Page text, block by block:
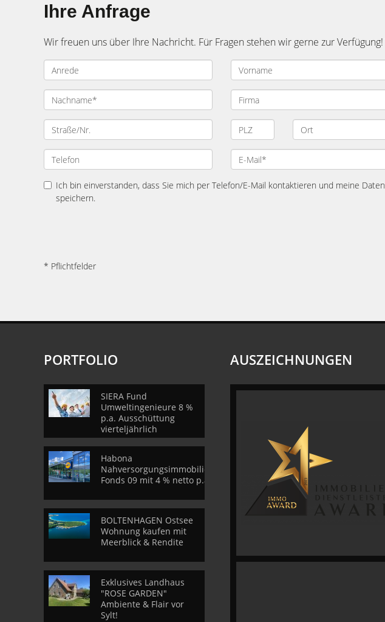
Ihre Anfrage
Wir freuen uns über Ihre Nachricht. Für Fragen stehen wir gerne zur Verfügung!
Ich bin einverstanden, dass Sie mich per Telefon/E-Mail kontaktieren und meine Daten
speichern.
* Pflichtfelder
PORTFOLIO
SIERA Fund
Umweltingenieure 8 %
p.a. Ausschüttung
vierteljährlich
Habona
Nahversorgungsimmobilien
Fonds 09 mit 4 % netto p.a.
BOLTENHAGEN Ostsee
Wohnung kaufen mit
Meerblick & Rendite
Exklusives Landhaus
"ROSE GARDEN"
Ambiente & Flair vor
Sylt!
AUSZEICHNUNGEN